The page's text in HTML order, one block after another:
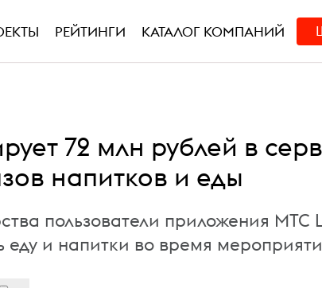
РЕЙТИНГИ КАТАЛОГ КОМПАНИЙ
72 млн рублей в
напитков и еды
пользователи приложения МТС
еду и напитки во время